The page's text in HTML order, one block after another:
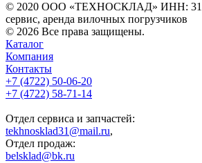
© 2020 ООО «ТЕХНОСКЛАД» ИНН:
сервис, аренда вилочных погрузчиков
© 2026 Все права защищены.
Каталог
Компания
Контакты
+7 (4722) 50-06-20
+7 (4722) 58-71-14
Отдел сервиса и запчастей:
tekhnosklad31@mail.ru,
Отдел продаж:
belsklad@bk.ru